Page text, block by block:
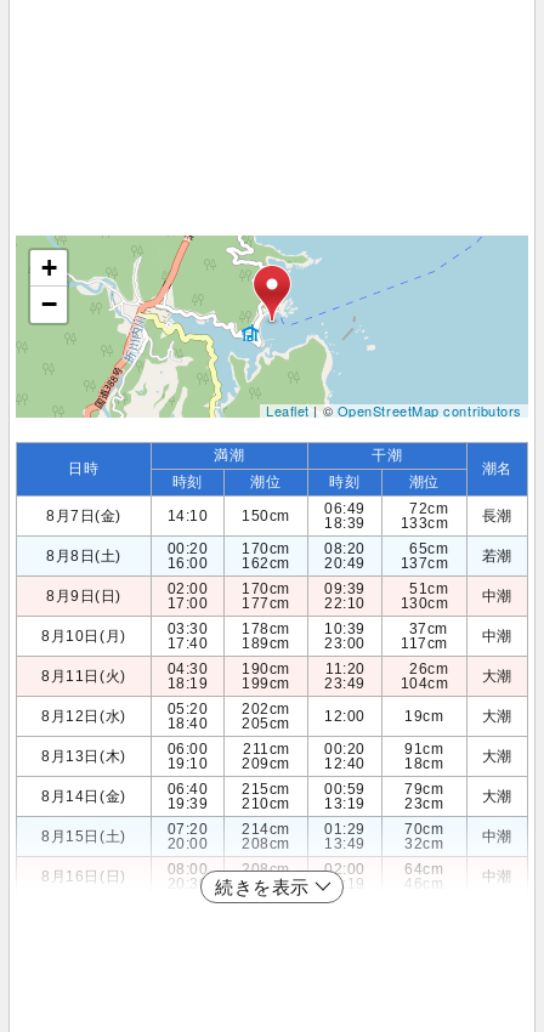
+
−
Leaflet| ©OpenStreetMap contributors
日時
満潮 干潮
潮名
時刻 潮位 時刻
潮位
8月7日(金)
14:10 150cm
06:49
18:39
72cm
133cm
長潮
8月8日(土)
00:20
16:00
170cm
162cm
08:20
20:49
65cm
137cm
若潮
8月9日(日)
02:00
17:00
170cm
177cm
09:39
22:10
51cm
130cm
中潮
8月10日(月)
03:30
17:40
178cm
189cm
10:39
23:00
37cm
117cm
中潮
8月11日(火)
04:30
18:19
190cm
199cm
11:20
23:49
26cm
104cm
大潮
8月12日(水)
05:20
18:40
202cm
205cm
12:00 19cm 大潮
8月13日(木)
06:00
19:10
211cm
209cm
00:20
12:40
91cm
18cm
大潮
8月14日(金)
06:40
19:39
215cm
210cm
00:59
13:19
79cm
23cm
大潮
8月15日(土)
07:20
20:00
214cm
208cm
01:29
13:49
70cm
32cm
中潮
8月16日(日)
08:00
20:30
208cm
205cm
02:00
14:19
64cm
46cm
中潮
続きを表示